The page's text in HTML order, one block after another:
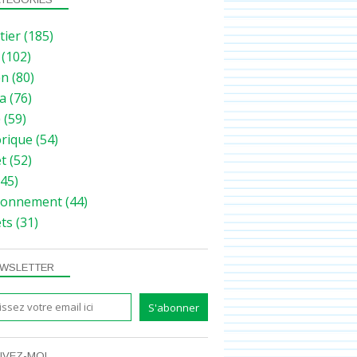
(185)
(102)
(80)
(76)
(59)
(54)
(52)
(44)
(31)